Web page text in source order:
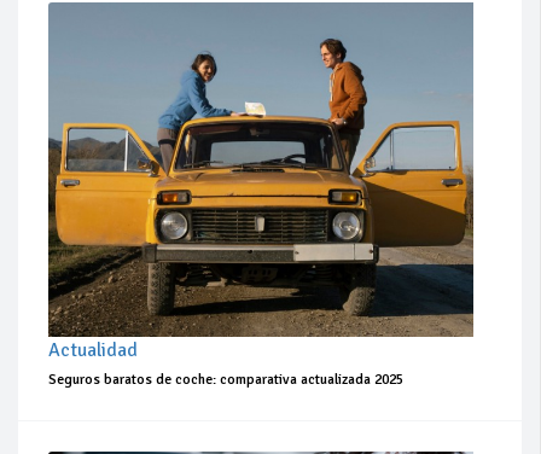
Actualidad
Seguros baratos de coche: comparativa actualizada 2025